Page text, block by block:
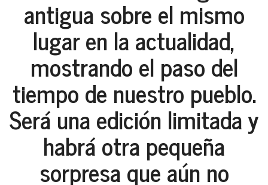
antigua sobre el mismo
lugar en la actualidad,
mostrando el paso del
tiempo de nuestro pueblo.
Será una edición limitada y
habrá otra pequeña
sorpresa que aún no